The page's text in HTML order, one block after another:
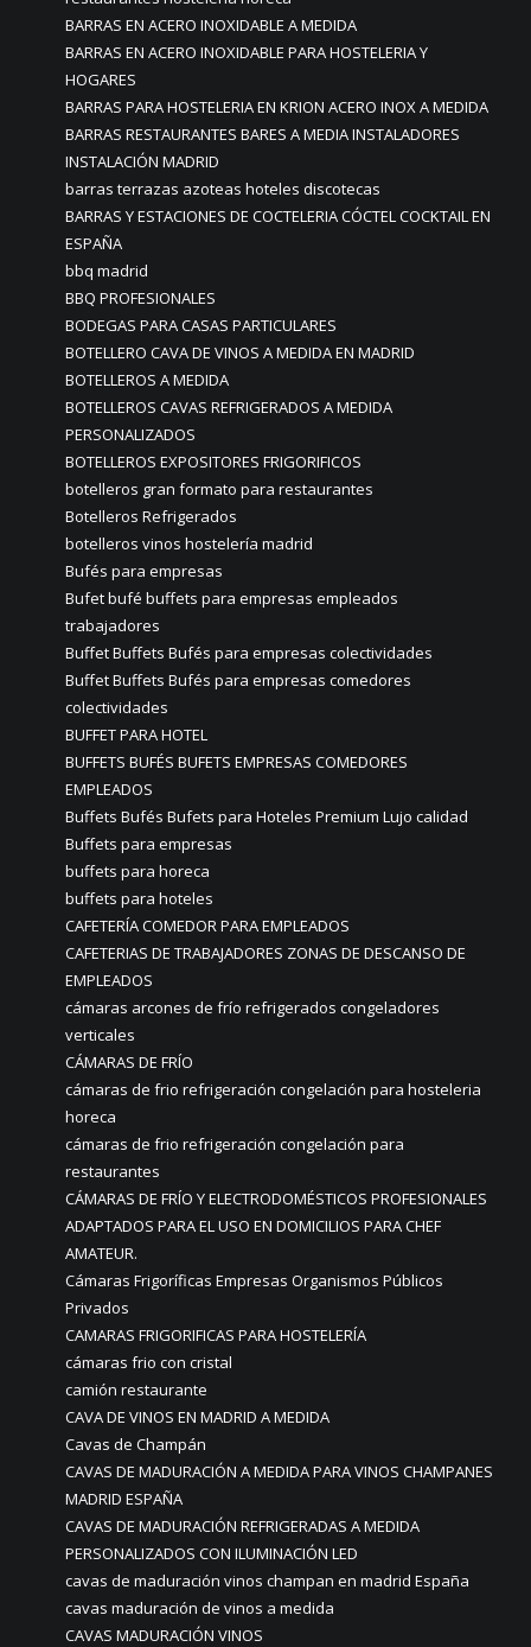
BARRAS EN ACERO INOXIDABLE A MEDIDA
BARRAS EN ACERO INOXIDABLE PARA HOSTELERIA Y
HOGARES
BARRAS PARA HOSTELERIA EN KRION ACERO INOX A MEDIDA
BARRAS RESTAURANTES BARES A MEDIA INSTALADORES
INSTALACIÓN MADRID
barras terrazas azoteas hoteles discotecas
BARRAS Y ESTACIONES DE COCTELERIA CÓCTEL COCKTAIL EN
ESPAÑA
bbq madrid
BBQ PROFESIONALES
BODEGAS PARA CASAS PARTICULARES
BOTELLERO CAVA DE VINOS A MEDIDA EN MADRID
BOTELLEROS A MEDIDA
BOTELLEROS CAVAS REFRIGERADOS A MEDIDA
PERSONALIZADOS
BOTELLEROS EXPOSITORES FRIGORIFICOS
botelleros gran formato para restaurantes
Botelleros Refrigerados
botelleros vinos hostelería madrid
Bufés para empresas
Bufet bufé buffets para empresas empleados
trabajadores
Buffet Buffets Bufés para empresas colectividades
Buffet Buffets Bufés para empresas comedores
colectividades
BUFFET PARA HOTEL
BUFFETS BUFÉS BUFETS EMPRESAS COMEDORES
EMPLEADOS
Buffets Bufés Bufets para Hoteles Premium Lujo calidad
Buffets para empresas
buffets para horeca
buffets para hoteles
CAFETERÍA COMEDOR PARA EMPLEADOS
CAFETERIAS DE TRABAJADORES ZONAS DE DESCANSO DE
EMPLEADOS
cámaras arcones de frío refrigerados congeladores
verticales
CÁMARAS DE FRÍO
cámaras de frio refrigeración congelación para hosteleria
horeca
cámaras de frio refrigeración congelación para
restaurantes
CÁMARAS DE FRÍO Y ELECTRODOMÉSTICOS PROFESIONALES
ADAPTADOS PARA EL USO EN DOMICILIOS PARA CHEF
AMATEUR.
Cámaras Frigoríficas Empresas Organismos Públicos
Privados
CAMARAS FRIGORIFICAS PARA HOSTELERÍA
cámaras frio con cristal
camión restaurante
CAVA DE VINOS EN MADRID A MEDIDA
Cavas de Champán
CAVAS DE MADURACIÓN A MEDIDA PARA VINOS CHAMPANES
MADRID ESPAÑA
CAVAS DE MADURACIÓN REFRIGERADAS A MEDIDA
PERSONALIZADOS CON ILUMINACIÓN LED
cavas de maduración vinos champan en madrid España
cavas maduración de vinos a medida
CAVAS MADURACIÓN VINOS